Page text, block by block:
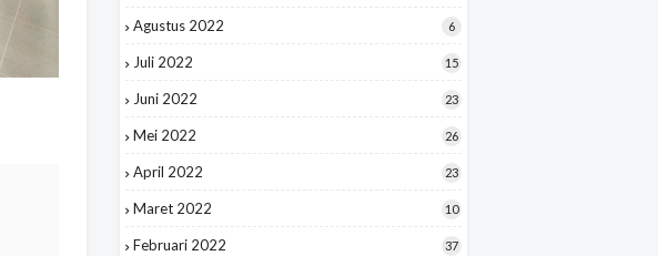
Agustus 2022 6
Juli 2022 15
Juni 2022 23
Mei 2022 26
April 2022 23
Maret 2022 10
Februari 2022 37